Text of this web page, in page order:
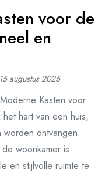
voor de
en
15 augustus 2025
Kasten voor
hart van een huis,
worden ontvangen.
woonkamer is
en stijlvolle ruimte te